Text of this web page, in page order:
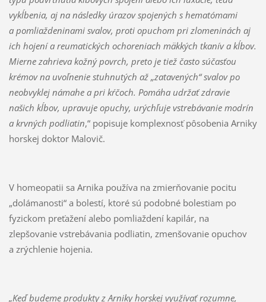
vykĺbenia, aj na následky úrazov spojených s hematómami
a pomliaždeninami svalov, proti opuchom pri zlomeninách aj
ich hojení a reumatických ochoreniach mäkkých tkanív a kĺbov.
Mierne zahrieva kožný povrch, preto je tiež často súčasťou
krémovna uvoľnenie stuhnutých až „zatavených“ svalov po
neobvyklej námahe a pri kŕčoch. Pomáha udržať zdravie
našich kĺbov, upravuje opuchy, urýchľuje vstrebávanie modrín
a krvných podliatin,“ popisuje komplexnosť pôsobenia Arniky
horskej doktor Malovič.
V homeopatii sa Arnika používa na zmierňovanie pocitu
„dolámanosti“ a bolestí, ktoré sú podobné bolestiam po
fyzickom preťažení alebo pomliaždení kapilár, na
zlepšovanie vstrebávania podliatin, zmenšovanie opuchov
a zrýchlenie hojenia.
„Keď budeme produkty z Arniky horskej využívať rozumne,